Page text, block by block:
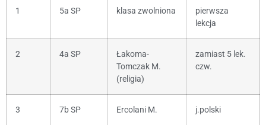
1 5a SP klasa zwolniona
pierwsza
lekcja
2 4a SP
Łakoma-
Tomczak M.
(religia)
zamiast 5 lek.
czw.
3 7b SP Ercolani M. j.polski